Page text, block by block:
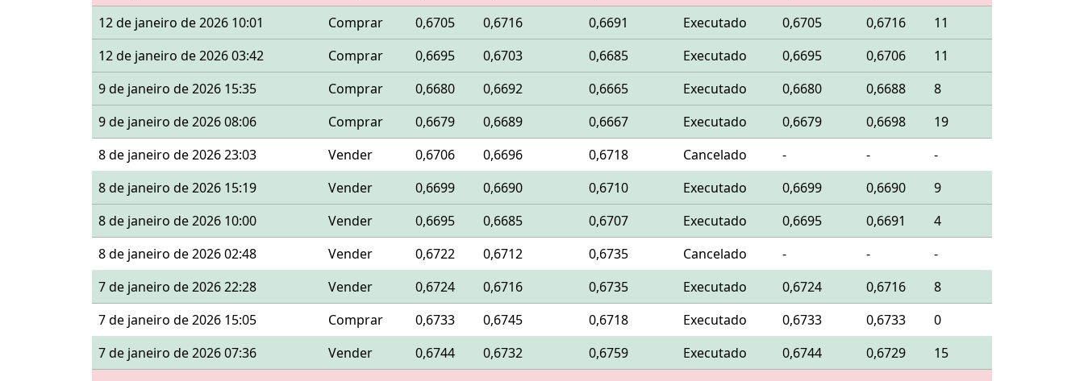
12 de janeiro de 2026 10:01
Comprar 0,6705 0,6716 0,6691 Executado 0,6705 0,6716
11
12 de janeiro de 2026 03:42
Comprar 0,6695 0,6703 0,6685 Executado 0,6695 0,6706
11
9 de janeiro de 2026 15:35
Comprar 0,6680 0,6692 0,6665 Executado 0,6680 0,6688
8
9 de janeiro de 2026 08:06
Comprar 0,6679 0,6689 0,6667 Executado 0,6679 0,6698
19
8 de janeiro de 2026 23:03
Vender 0,6706 0,6696 0,6718 Cancelado - -
-
8 de janeiro de 2026 15:19
Vender 0,6699 0,6690 0,6710 Executado 0,6699 0,6690
9
8 de janeiro de 2026 10:00
Vender 0,6695 0,6685 0,6707 Executado 0,6695 0,6691
4
8 de janeiro de 2026 02:48
Vender 0,6722 0,6712 0,6735 Cancelado - -
-
7 de janeiro de 2026 22:28
Vender 0,6724 0,6716 0,6735 Executado 0,6724 0,6716
8
7 de janeiro de 2026 15:05
Comprar 0,6733 0,6745 0,6718 Executado 0,6733 0,6733
0
7 de janeiro de 2026 07:36
Vender 0,6744 0,6732 0,6759 Executado 0,6744 0,6729
15